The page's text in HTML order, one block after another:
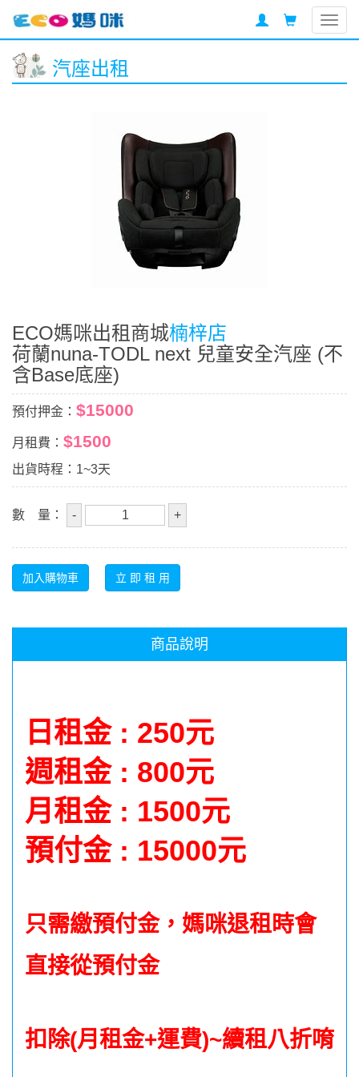
汽座出租
ECO媽咪出租商城楠梓店
荷蘭nuna-TODL next 兒童安全汽座 (不
含Base底座)
預付押金： $15000
月租費： $1500
出貨時程：1~3天
數 量：
商品說明
日租金 : 250元
週租金 : 800元
月租金 : 1500元
預付金 : 15000元
只需繳預付金，媽咪退租時會
直接從預付金
扣除(月租金+運費)~續租八折唷